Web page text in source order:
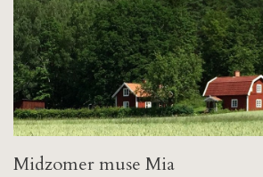
Midzomer muse Mia